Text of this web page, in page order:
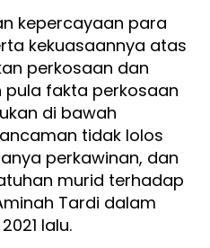
kepercayaan para
kekuasaannya atas
perkosaan dan
pula fakta perkosaan
di bawah
tidak lolos
perkawinan, dan
murid terhadap
Tardi dalam
lalu.